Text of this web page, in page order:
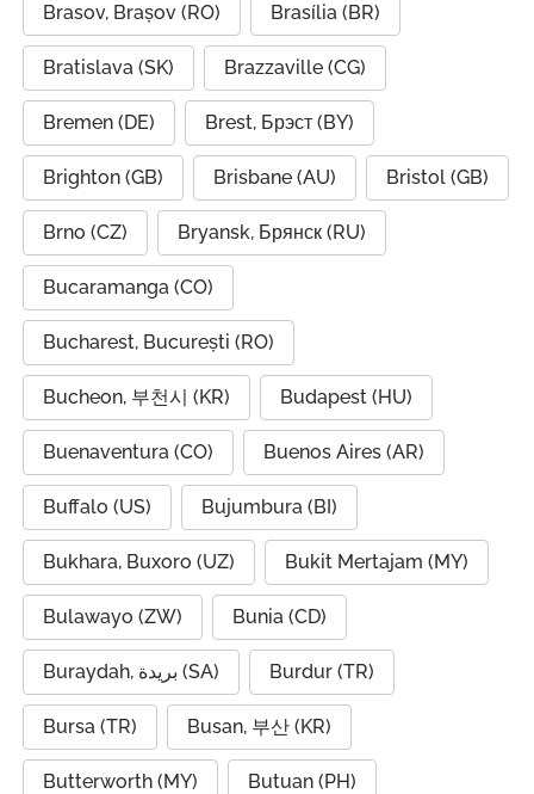
Brasov, Brașov (RO) Brasília (BR)
Bratislava (SK) Brazzaville (CG)
Bremen (DE) Brest, Брэст (BY)
Brighton (GB) Brisbane (AU) Bristol (GB)
Brno (CZ) Bryansk, Брянск (RU)
Bucaramanga (CO)
Bucharest, București (RO)
Bucheon, 부천시 (KR) Budapest (HU)
Buenaventura (CO) Buenos Aires (AR)
Buffalo (US) Bujumbura (BI)
Bukhara, Buxoro (UZ) Bukit Mertajam (MY)
Bulawayo (ZW) Bunia (CD)
Buraydah, بريدة (SA) Burdur (TR)
Bursa (TR) Busan, 부산 (KR)
Butterworth (MY) Butuan (PH)